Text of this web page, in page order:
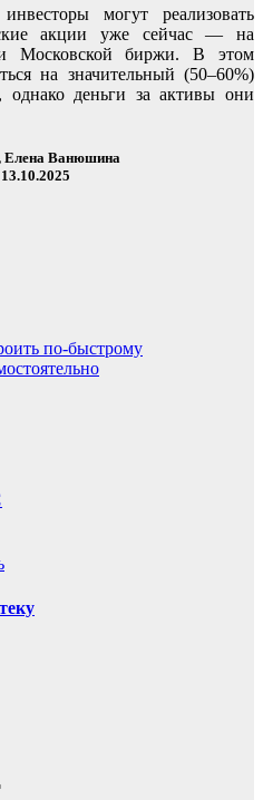
могут реализовать
акции уже сейчас — на
Московской биржи. В этом
на значительный (50–60%)
деньги за активы они
Елена Ванюшина
по-быстрому